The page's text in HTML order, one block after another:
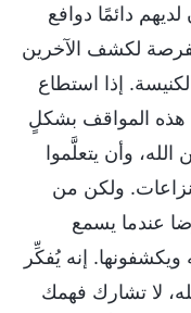
دائمًا دوافع
لكشف الآخرين
إذا استطاع
هذه المواقف بشكلٍ
وأن يتعلَّموا
ولكن من
عندما يسمع
إنه يُفكِّر
لا تشارك فهمك